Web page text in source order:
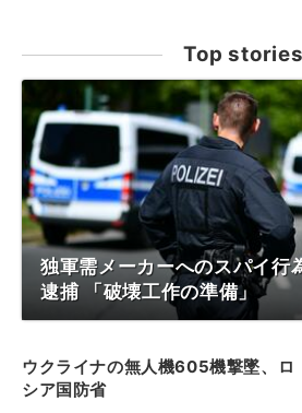
Top stories
独軍需メーカーへのスパイ行
逮捕 「破壊工作の準備」
ウクライナの無人機605機撃墜、ロ
シア国防省